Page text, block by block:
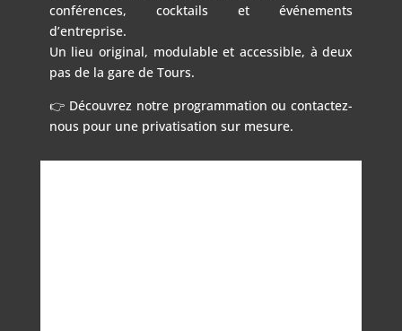
conférences, cocktails et événements
d’entreprise.
Un lieu original, modulable et accessible, à deux
pas de la gare de Tours.
👉 Découvrez notre programmation ou contactez-
nous pour une privatisation sur mesure.